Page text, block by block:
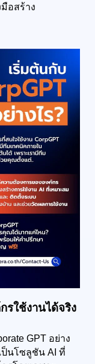
อสร้าง
GPT อย่าง
ป็นโซลูชัน AI ที่